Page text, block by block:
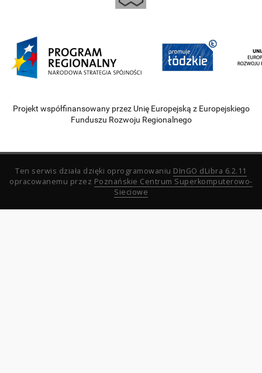
Projekt współfinansowany przez Unię Europejską z Europejskiego
Funduszu Rozwoju Regionalnego
Ten serwis działa dzięki oprogramowaniu DInGO dLibra 6.2.11
opracowanemu przez Poznańskie Centrum Superkomputerowo-
Sieciowe